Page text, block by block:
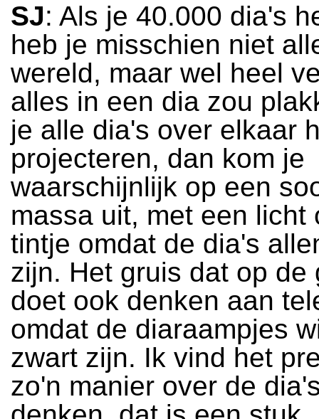
SJ: Als je 40.000 dia's
heb je misschien niet
wereld, maar wel heel
alles in een dia zou
je alle dia's over elkaar
projecteren, dan kom je
waarschijnlijk op een
massa uit, met een licht
tintje omdat de dia's
zijn. Het gruis dat op de
doet ook denken aan
omdat de diaraampjes
zwart zijn. Ik vind het
zo'n manier over de